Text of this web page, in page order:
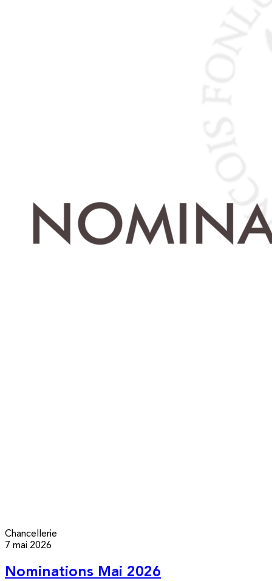
Chancellerie
7 mai 2026
Nominations Mai 2026